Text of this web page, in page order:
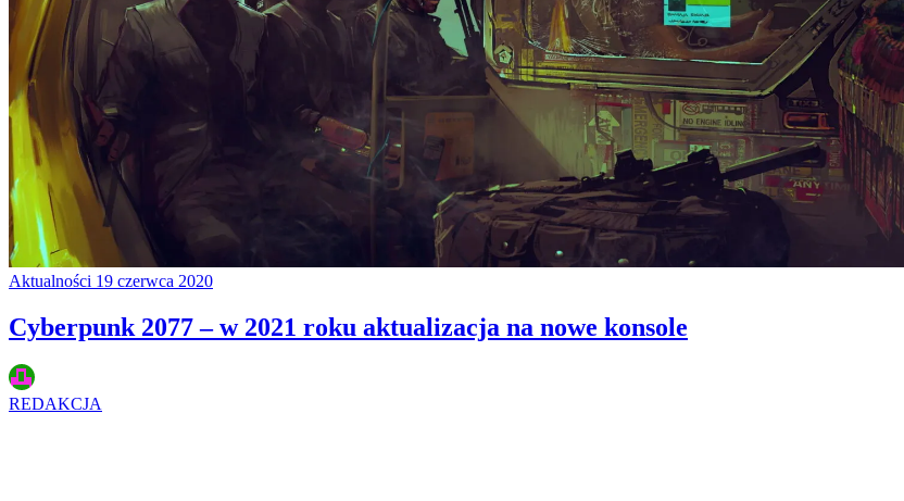
Aktualności 19 czerwca 2020
Cyberpunk 2077 – w 2021 roku aktualizacja na nowe konsole
REDAKCJA